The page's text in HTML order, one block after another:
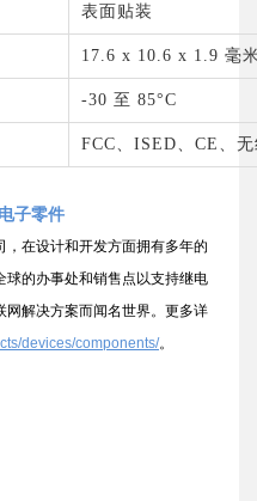
表面贴装
17.6 x 10.6 x 1.9 毫
-30 至 85°C
FCC 、ISED、CE、
子零件
在设计和开发方面拥有多年的
球的办事处和销售点以支持继电
网解决方案而闻名世界。更多详
devices/components/。